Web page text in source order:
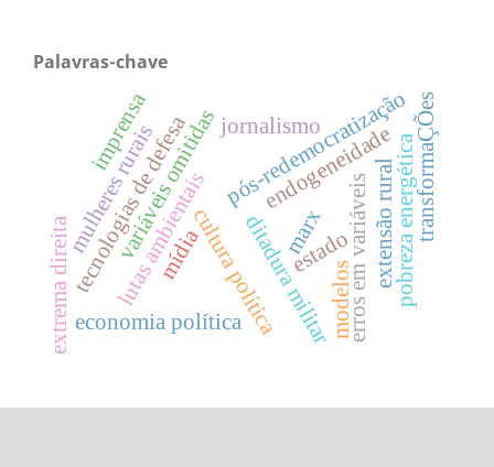
Palavras-chave
ditadura militar
lutas ambientaiscultura política
endogeneidade
erros em variáveis
variáveis omitidas
economia política
tecnologias de defesa pós-redemocratização
marx
estado
mulheres rurais extensão rural
jornalismo
imprensa
mídia pobreza energéticatransformaÇÕes
modelos
extrema direita